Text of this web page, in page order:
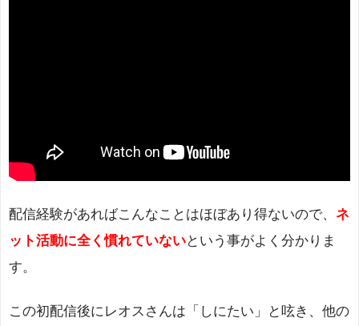
配信経験があればこんなことはほぼあり得ないので、 ネ
ット活動に全く慣れていないという事がよく分かりま
す。
この初配信後にレオスさんは「しにたい」と呟き、他の